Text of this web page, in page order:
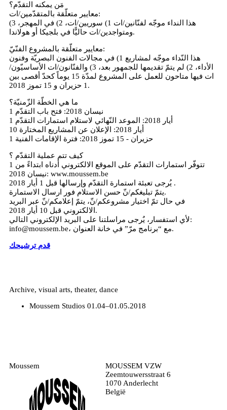
مَن يمكنه التقدّم؟
معايير متعلّقة بالمتقدّمين/ات:
هذا النداء موجّه لفنّانين/ات 1) سوريين/ات، 2) في المهجر، 3)
ومتواجدين/ات حاليًّا في بلجيكا أو هولاندا.
معايير متعلّقة بالمشروع الفنّيّ:
هذا النّداء موجّه لمشاريع 1) في مجالات الفنون البصريّة وفنون
الأداء، 2) لم يتمّ تقديمها للجمهور بعد، 3) والفنّانون/ات الأساسيّون/
ات فيها متاحون للعمل على المشروع لمدّة 15 يوماً كحدّ أقصى بين
1 حزيران و 15 تموز 2018.
ما هي الخطّة الزّمنيّة؟
1 نيسان 2018: فتح باب التقدّم
1 أيار 2018: الموعد النّهائي لاستلام استمارات التقدّم
10 أيار 2018: الإعلان عن المشاريع المختارة
1 حزيران - 15 تموز 2018: فترة الإقامات الفنية
كيف تتم عملية التقدّم ؟
تتوفّر استمارات التقدّم على الموقع الالكتروني أدناه ابتداءً من 1
نيسان 2018: www.moussem.be
يُرجى تعبئة استمارة التقدّم وإرسالها قبل 1 أيار 2018 .
يتمّ تبليغكم/نّ حسن الاستلام فور ارسال الاستمارة.
في حال تمّ اختيار مشروعكم/نّ، يتمّ إعلامكم/نّ عبر البريد
الالكتروني قبل 10 أيار 2018.
لأي استفسار، يٌرجى مراسلتنا على البريد الإلكتروني التالي:
info@moussem.be، مع “برنامج مرّ” في خانة العنوان.
قدم ترشيحك
Archive, visual arts, theater, dance
Moussem Studios 01.04–01.05.2018
Moussem
MOUSSEM VZW
Zeemtouwersstraat 6
1070 Anderlecht
België